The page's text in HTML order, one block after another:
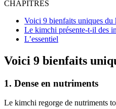
CHAPITRES
Voici 9 bienfaits uniques du
Le kimchi présente-t-il des
L’essentiel
Voici 9 bienfaits
1. Dense en nutriments
Le kimchi regorge de nutriments